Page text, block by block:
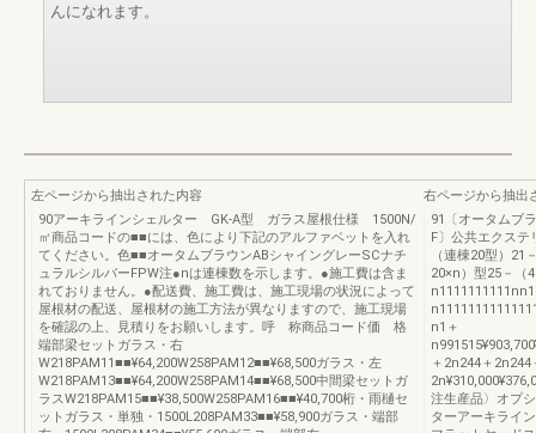
んになれます。
左ページから抽出された内容
90アーキラインシェルター GK-A型 ガラス屋根仕様 1500N/
㎡商品コードの■■には、色により下記のアルファベットを入れ
てください。色■■オータムブラウンABシャイングレーSCナチ
ュラルシルバーFPW注●nは連棟数を示します。●施工費は含ま
れておりません。●配送費、施工費は、施工現場の状況によって
屋根材の配送、屋根材の施工方法が異なりますので、施工現場
を確認の上、見積りをお願いします。呼 称商品コード価 格
端部梁セットガラス・右
W218PAM11■■¥64,200W258PAM12■■¥68,500ガラス・左
W218PAM13■■¥64,200W258PAM14■■¥68,500中間梁セットガ
ラスW218PAM15■■¥38,500W258PAM16■■¥40,700桁・雨樋セ
ットガラス・単独・1500L208PAM33■■¥58,900ガラス・端部
右ページから抽出
91〔オータムブ
F〕公共エクステ
（連棟20型）21
20×n）型25－（
n1＋
＋2n244＋2n244
注生産品〉オプ
ターアーキライ